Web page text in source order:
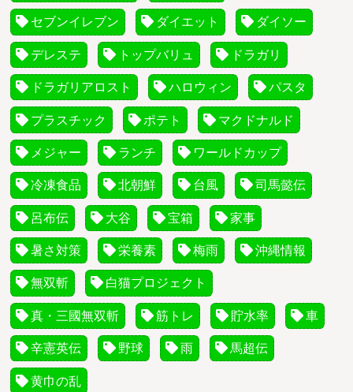
セブンイレブン ダイエット ダイソー
デレステ トップバリュ ドラガリ
ドラガリアロスト ハロウィン パスタ
プラスチック ポテト マクドナルド
メジャー ランチ ワールドカップ
冷凍食品 北朝鮮 台風 司馬懿伝
呂布伝 大谷 宝箱 家事
暑さ対策 栄養素 梅雨 沖縄情報
無双斬 白猫プロジェクト
真・三國無双斬 筋トレ 貯水率 車
辛憲英伝 野球 雨 馬超伝
黄巾の乱